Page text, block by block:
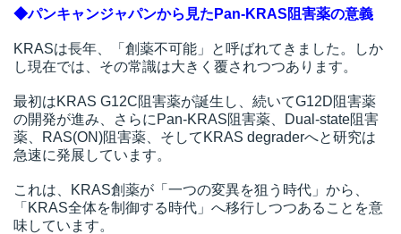
◆パンキャンジャパンから見たPan-KRAS阻害薬の意義
KRASは長年、「創薬不可能」と呼ばれてきました。しか
し現在では、その常識は大きく覆されつつあります。
最初はKRAS G12C阻害薬が誕生し、続いてG12D阻害薬
の開発が進み、さらにPan-KRAS阻害薬、Dual-state阻害
薬、RAS(ON)阻害薬、そしてKRAS degraderへと研究は
急速に発展しています。
これは、KRAS創薬が「一つの変異を狙う時代」から、
「KRAS全体を制御する時代」へ移行しつつあることを意
味しています。